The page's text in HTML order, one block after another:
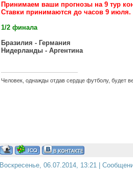
Принимаем ваши прогнозы на 9 тур
Ставки принимаются до часов 9 июля.
1/2 финала
Бразилия - Германия
Нидерланды - Аргентина
Человек, однажды отдав сердце футболу, будет
Воскресенье, 06.07.2014, 13:21 |